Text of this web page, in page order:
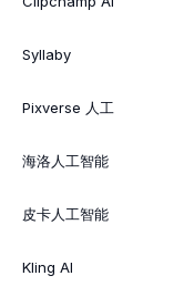
Syllaby
Pixverse 人工
海洛人工智能
皮卡人工智能
Kling AI